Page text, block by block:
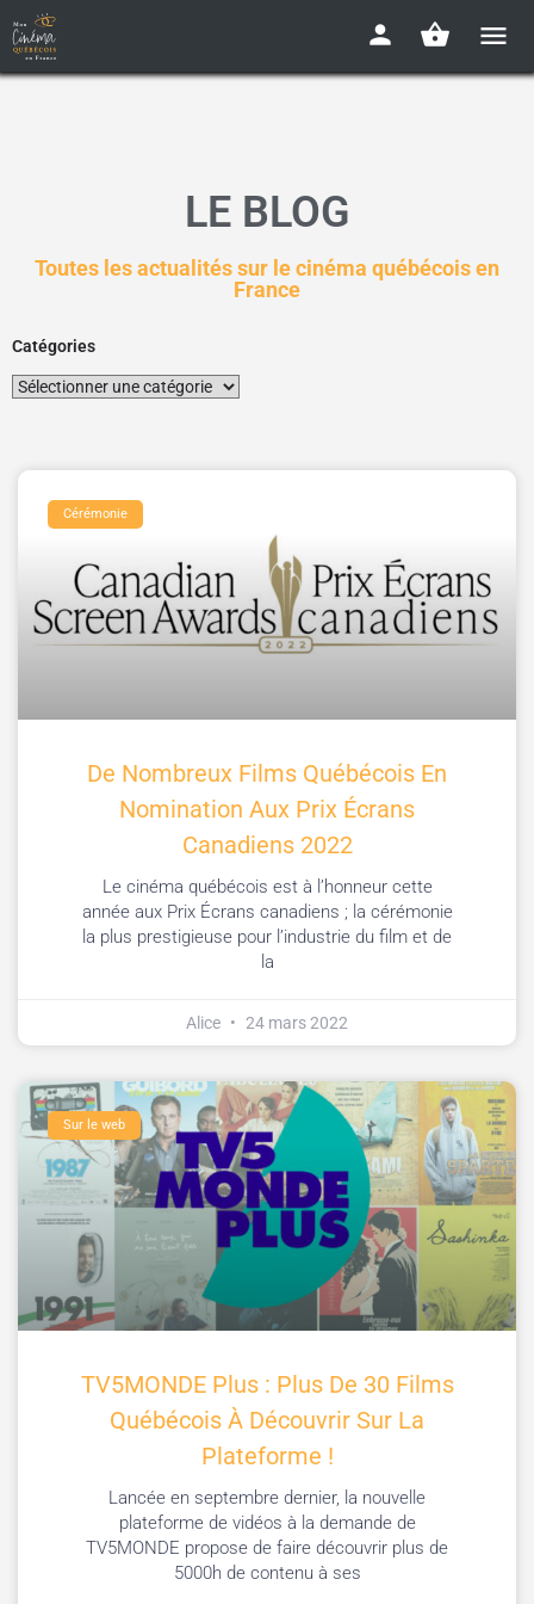
LE BLOG
Toutes les actualités sur le cinéma québécois en
France
Catégories
Cérémonie
De Nombreux Films Québécois En
Nomination Aux Prix Écrans
Canadiens 2022
Le cinéma québécois est à l’honneur cette
année aux Prix Écrans canadiens ; la cérémonie
la plus prestigieuse pour l’industrie du film et de
la
Alice 24 mars 2022
Sur le web
TV5MONDE Plus : Plus De 30 Films
Québécois À Découvrir Sur La
Plateforme !
Lancée en septembre dernier, la nouvelle
plateforme de vidéos à la demande de
TV5MONDE propose de faire découvrir plus de
5000h de contenu à ses